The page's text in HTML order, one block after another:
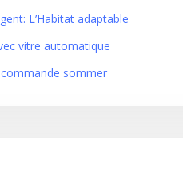
L’Habitat adaptable
vitre automatique
sommer